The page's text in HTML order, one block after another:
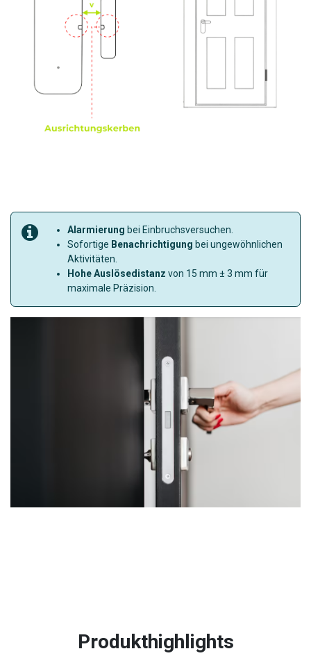
Alarmierung bei Einbruchsversuchen.
Sofortige Benachrichtigung bei ungewöhnlichen
Aktivitäten.
Hohe Auslösedistanz von 15 mm ± 3 mm für
maximale Präzision.
Produkthighlights